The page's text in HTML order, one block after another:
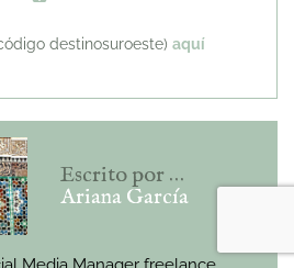
destinosuroeste) aquí
Escrito por …
Ariana García